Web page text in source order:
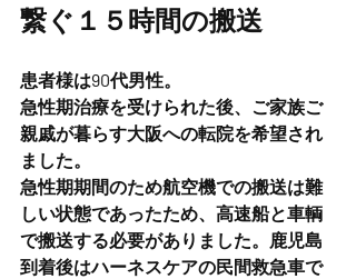
繋ぐ１５時間の搬送
患者様は90代男性。
急性期治療を受けられた後、ご家族ご
親戚が暮らす大阪への転院を希望され
ました。
急性期期間のため航空機での搬送は難
しい状態であったため、高速船と車輌
で搬送する必要がありました。鹿児島
到着後はハーネスケアの民間救急車で